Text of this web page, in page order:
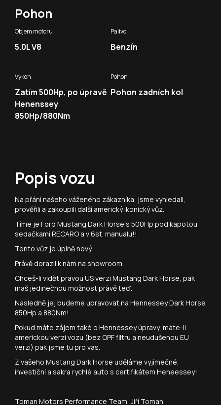
Pohon
Objem motoru
5.0L V8
Palivo
Benzín
Výkon
Zatím 500Hp, po úpravě
Henenssey
850Hp/880Nm
Pohon
Pohon zadních kol
Popis vozu
Na přání našeho váženého zákazníka, jsme vyhledali,
prověřili a zakoupili další americký ikonický vůz.
Tíme je Ford Mustang Dark Horse s 500Hp pod kapotou
sedačkami RECARO a v 6st. manuálu!!
Tento vůz je úplně nový.
Právě dorazil k nám na showroom.
Chceš-li vidět pravou US verzi Mustang Dark Horse, pak
máš jedinečnou možnost právě teď.
Následně jej budeme upravovat na Hennessey Dark Horse
850Hp a 880Nm!
Pokud máte zájem také o Hennessey úpravy, máte-li
americkou verzi vozu (bez OPF filtru a neudušenou EU
verzi) pak jsme tu pro vás.
Z vašeho Mustang Dark Horse uděláme vyjímečné,
investiční a sakra rychlé auto s certifikátem Heneessey!
Toman Motors Performance Team, Jiří Toman